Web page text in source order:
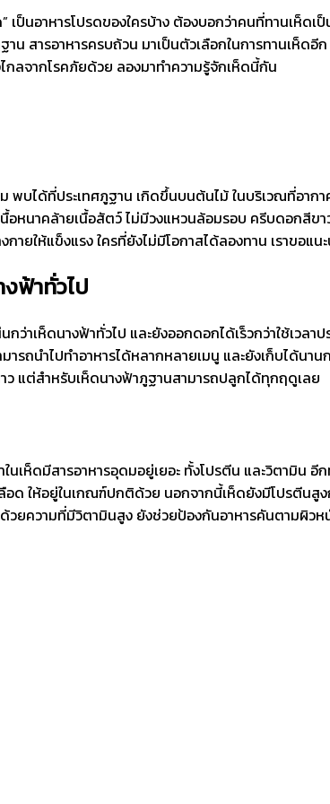
” เป็นอาหารโปรดของใครบ้าง ต้องบอกว่าคนที่ทานเห็ด
สารอาหารครบถ้วน มาเป็นตัวเลือกในการทานเห็ด
กลจากโรคภัยด้วย ลองมาทำความรู้จักเห็ดนี้กัน
พบได้ที่ประเทศภูฐาน เกิดขึ้นบนต้นไม้ ในบริเวณที่อา
นาคล้ายเนื้อสัตว์ ไม่มีวงแหวนล้อมรอบ ครีบดอกสีข
ายให้แข็งแรง ใครที่ยังไม่มีโอกาสได้ลองทาน เราขอแน
ฟ้าทั่วไป
าเห็ดนางฟ้าทั่วไป และยังออกดอกได้เร็วกว่าใช้เวล
ารถนำไปทำอาหารได้หลากหลายเมนู และยังเก็บได้
ว แต่สำหรับเห็ดนางฟ้าภูฐานสามารถปลูกได้ทุกฤดูเลย
ดมีสารอาหารอุดมอยู่เยอะ ทั้งโปรตีน และวิตามิน อี
อด ให้อยู่ในเกณฑ์ปกติด้วย นอกจากนี้เห็ดยังมีโปรตีน
ยความที่มีวิตามินสูง ยังช่วยป้องกันอาหารคันตามผิว